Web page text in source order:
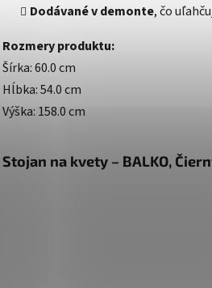
Dodávané v demonte, čo
Rozmery produktu:
Šírka: 60.0 cm
Hĺbka: 54.0 cm
Výška: 158.0 cm
Stojan na kvety – BALKO,